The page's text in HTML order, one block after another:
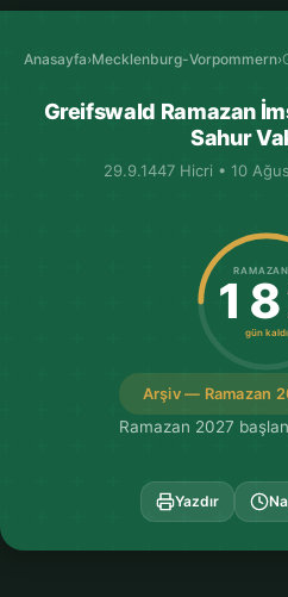
Anasayfa›Mecklenburg-Vorpommern›
Greifswald Ramazan
Sahur
29.9.1447 Hicri • 10
Arşiv — Ramazan
gün kaldı
Ramazan 2027
Yazdır